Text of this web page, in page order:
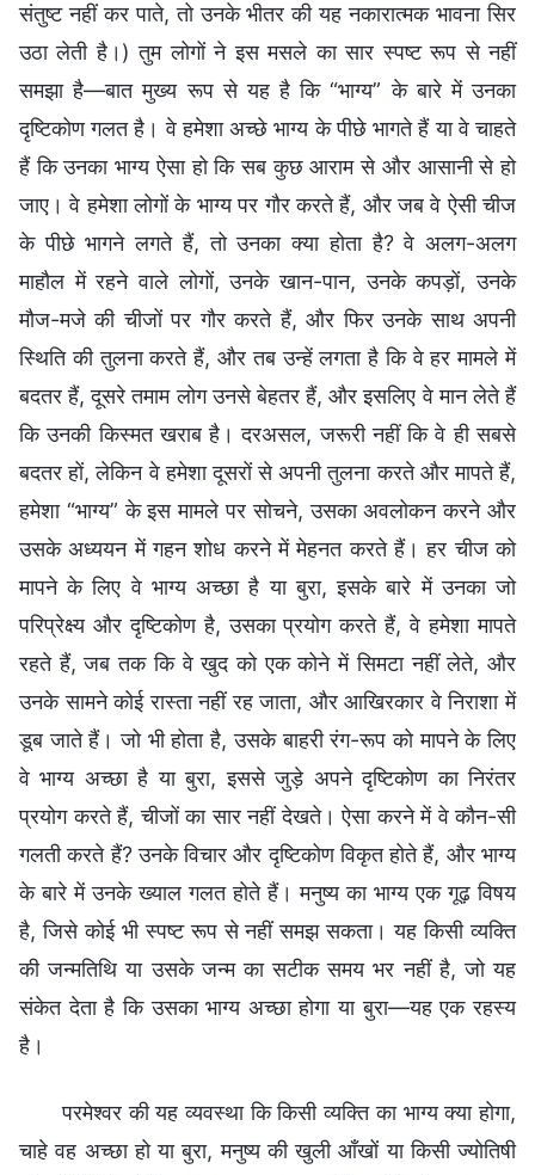
संतुष्ट नहीं कर पाते, तो उनके भीतर की यह नकारात्मक भावना सिर
उठा लेती है।) तुम लोगों ने इस मसले का सार स्पष्ट रूप से नहीं
समझा है—बात मुख्य रूप से यह है कि “भाग्य” के बारे में उनका
दृष्टिकोण गलत है। वे हमेशा अच्छे भाग्य के पीछे भागते हैं या वे चाहते
हैं कि उनका भाग्य ऐसा हो कि सब कुछ आराम से और आसानी से हो
जाए। वे हमेशा लोगों के भाग्य पर गौर करते हैं, और जब वे ऐसी चीज
के पीछे भागने लगते हैं, तो उनका क्या होता है? वे अलग-अलग
माहौल में रहने वाले लोगों, उनके खान-पान, उनके कपड़ों, उनके
मौज-मजे की चीजों पर गौर करते हैं, और फिर उनके साथ अपनी
स्थिति की तुलना करते हैं, और तब उन्हें लगता है कि वे हर मामले में
बदतर हैं, दूसरे तमाम लोग उनसे बेहतर हैं, और इसलिए वे मान लेते हैं
कि उनकी किस्मत खराब है। दरअसल, जरूरी नहीं कि वे ही सबसे
बदतर हों, लेकिन वे हमेशा दूसरों से अपनी तुलना करते और मापते हैं,
हमेशा “भाग्य” के इस मामले पर सोचने, उसका अवलोकन करने और
उसके अध्ययन में गहन शोध करने में मेहनत करते हैं। हर चीज को
मापने के लिए वे भाग्य अच्छा है या बुरा, इसके बारे में उनका जो
परिप्रेक्ष्य और दृष्टिकोण है, उसका प्रयोग करते हैं, वे हमेशा मापते
रहते हैं, जब तक कि वे खुद को एक कोने में सिमटा नहीं लेते, और
उनके सामने कोई रास्ता नहीं रह जाता, और आखिरकार वे निराशा में
डूब जाते हैं। जो भी होता है, उसके बाहरी रंग-रूप को मापने के लिए
वे भाग्य अच्छा है या बुरा, इससे जुड़े अपने दृष्टिकोण का निरंतर
प्रयोग करते हैं, चीजों का सार नहीं देखते। ऐसा करने में वे कौन-सी
गलती करते हैं? उनके विचार और दृष्टिकोण विकृत होते हैं, और भाग्य
के बारे में उनके ख्याल गलत होते हैं। मनुष्य का भाग्य एक गूढ़ विषय
है, जिसे कोई भी स्पष्ट रूप से नहीं समझ सकता। यह किसी व्यक्ति
की जन्मतिथि या उसके जन्म का सटीक समय भर नहीं है, जो यह
संकेत देता है कि उसका भाग्य अच्छा होगा या बुरा—यह एक रहस्य
है।
परमेश्वर की यह व्यवस्था कि किसी व्यक्ति का भाग्य क्या होगा,
चाहे वह अच्छा हो या बुरा, मनुष्य की खुली आँखों या किसी ज्योतिषी